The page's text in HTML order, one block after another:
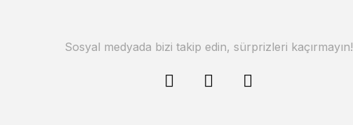
Sosyal medyada bizi takip edin, sürprizleri kaçırmayın!